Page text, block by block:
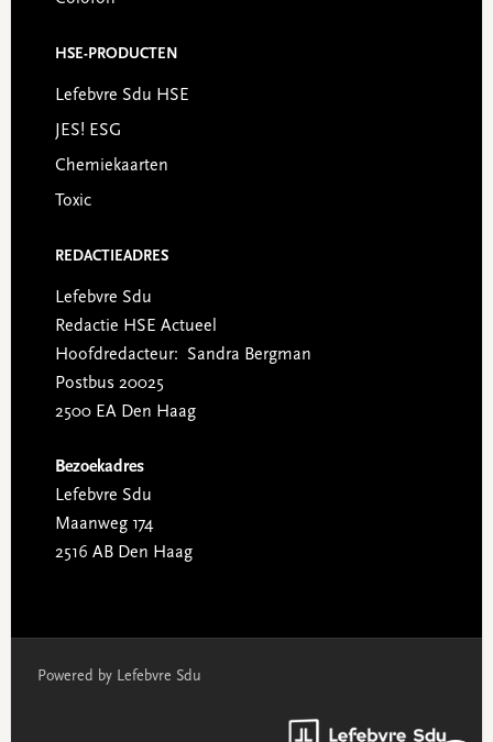
HSE-PRODUCTEN
Lefebvre Sdu HSE
JES! ESG
Chemiekaarten
Toxic
REDACTIEADRES
Lefebvre Sdu
Redactie HSE Actueel
Hoofdredacteur: Sandra Bergman
Postbus 20025
2500 EA Den Haag
Bezoekadres
Lefebvre Sdu
Maanweg 174
2516 AB Den Haag
Powered by Lefebvre Sdu